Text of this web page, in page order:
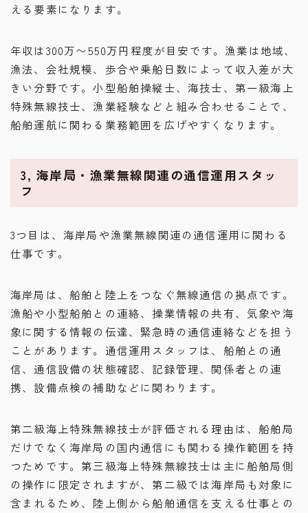
える要素になります。
年収は300万〜550万円程度が目安です。漁業は地域、
漁法、会社規模、歩合や乗船日数によって収入差が大
きい分野です。小型船舶操縦士、海技士、第一級海上
特殊無線技士、漁業経験などと組み合わせることで、
船舶運航に関わる業務範囲を広げやすくなります。
3, 海岸局・漁業無線関連の通信運用スタッ
フ
3つ目は、海岸局や漁業無線関連の通信運用に関わる
仕事です。
海岸局は、船舶と陸上をつなぐ無線通信の拠点です。
漁船や小型船舶との連絡、操業情報の共有、気象や海
象に関する情報の伝達、緊急時の通信連絡などを担う
ことがあります。通信運用スタッフは、船舶との通
信、通信設備の状態確認、記録管理、関係者との連
携、設備点検の補助などに関わります。
第二級海上特殊無線技士が評価される理由は、船舶局
だけでなく海岸局の国内通信にも関わる操作範囲を持
つためです。第三級海上特殊無線技士は主に船舶局側
の操作に限定されますが、第二級では海岸局も対象に
含まれるため、陸上側から船舶通信を支える仕事との